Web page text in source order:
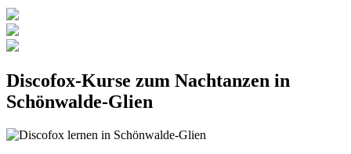
Discofox-Kurse zum Nachtanzen in
Schönwalde-Glien